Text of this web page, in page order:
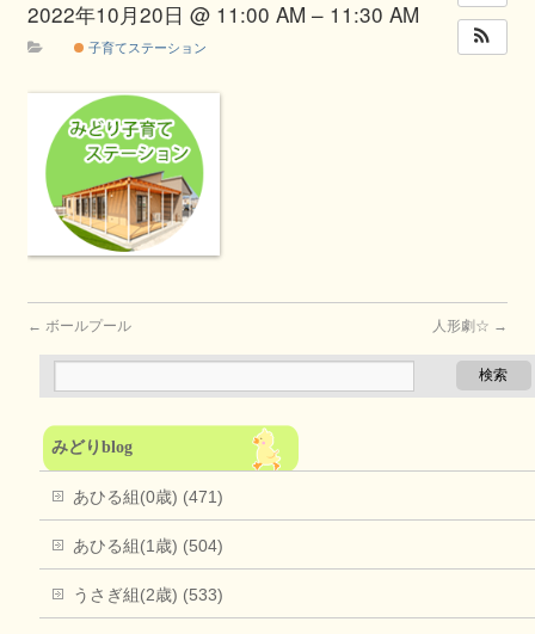
2022年10月20日 @ 11:00 AM – 11:30 AM
子育てステーション
← ボールプール 人形劇☆ →
みどりblog
あひる組(0歳) (471)
あひる組(1歳) (504)
うさぎ組(2歳) (533)